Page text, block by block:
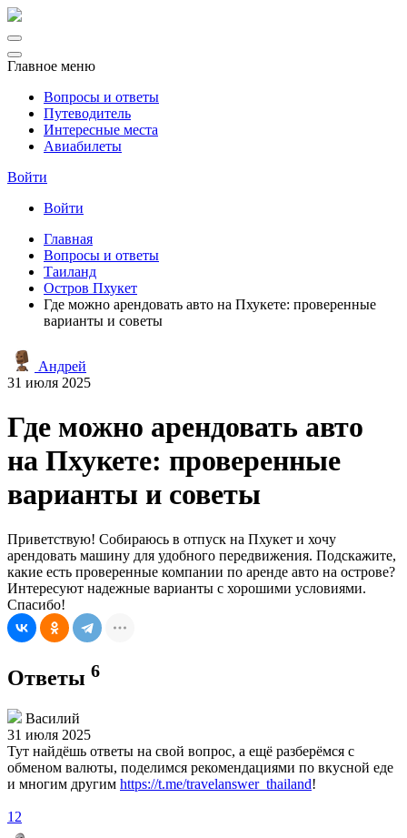
Главное меню
Вопросы и ответы
Путеводитель
Интересные места
Авиабилеты
Войти
Войти
Главная
Вопросы и ответы
Таиланд
Остров Пхукет
Где можно арендовать авто на Пхукете: проверенные
варианты и советы
Андрей
31 июля 2025
Где можно арендовать авто
на Пхукете: проверенные
варианты и советы
Приветствую! Собираюсь в отпуск на Пхукет и хочу
арендовать машину для удобного передвижения. Подскажите,
какие есть проверенные компании по аренде авто на острове?
Интересуют надежные варианты с хорошими условиями.
Спасибо!
Ответы 6
Василий
31 июля 2025
Тут найдёшь ответы на свой вопрос, а ещё разберёмся с
обменом валюты, поделимся рекомендациями по вкусной еде
и многим другим https://t.me/travelanswer_thailand!
12